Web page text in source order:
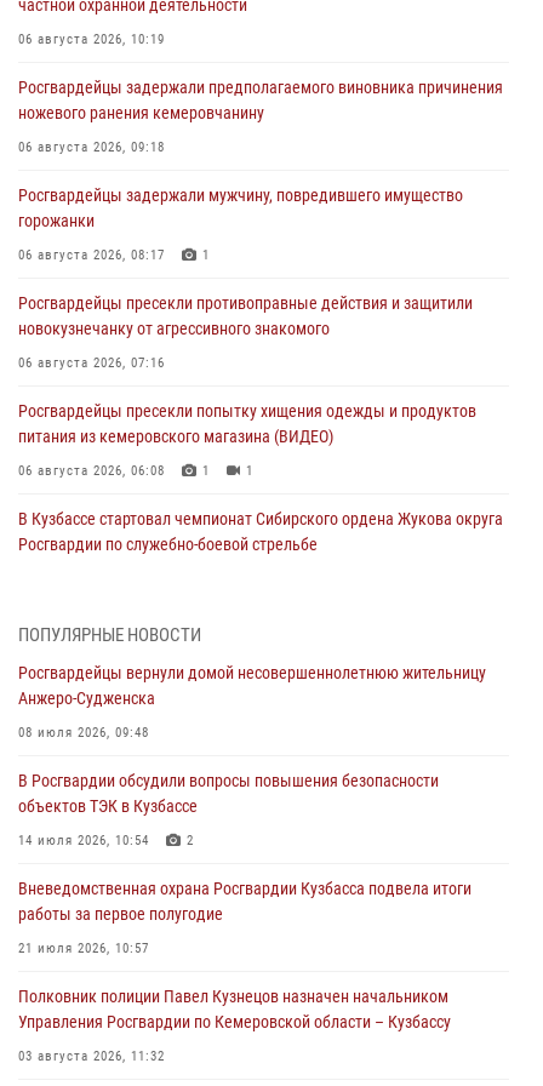
частной охранной деятельности
06 августа 2026, 10:19
Росгвардейцы задержали предполагаемого виновника причинения
ножевого ранения кемеровчанину
06 августа 2026, 09:18
Росгвардейцы задержали мужчину, повредившего имущество
горожанки
06 августа 2026, 08:17 1
Росгвардейцы пресекли противоправные действия и защитили
новокузнечанку от агрессивного знакомого
06 августа 2026, 07:16
Росгвардейцы пресекли попытку хищения одежды и продуктов
питания из кемеровского магазина (ВИДЕО)
06 августа 2026, 06:08 1 1
В Кузбассе стартовал чемпионат Сибирского ордена Жукова округа
Росгвардии по служебно-боевой стрельбе
Росгвардейцы задержали в Кемерове дебошира, устроившего
05 августа 2026, 09:30
Росгвардейцы задержали участника драки, причинившего побои
05 августа 2026, 08:50
Росгвардейцы пресекли нарушение общественного порядка на
Росгвардейцы в Юрге пресекли попытку проникновения на
ПОПУЛЯРНЫЕ НОВОСТИ
Росгвардейцы вернули домой несовершеннолетнюю жительницу
Анжеро-Судженска
08 июля 2026, 09:48
В Росгвардии обсудили вопросы повышения безопасности
объектов ТЭК в Кузбассе
14 июля 2026, 10:54 2
Вневедомственная охрана Росгвардии Кузбасса подвела итоги
работы за первое полугодие
21 июля 2026, 10:57
Полковник полиции Павел Кузнецов назначен начальником
Управления Росгвардии по Кемеровской области – Кузбассу
03 августа 2026, 11:32